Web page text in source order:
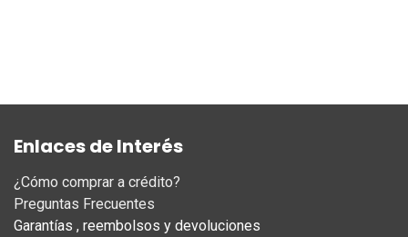
Enlaces de Interés
¿Cómo comprar a crédito?
Preguntas Frecuentes
Garantías , reembolsos y devoluciones